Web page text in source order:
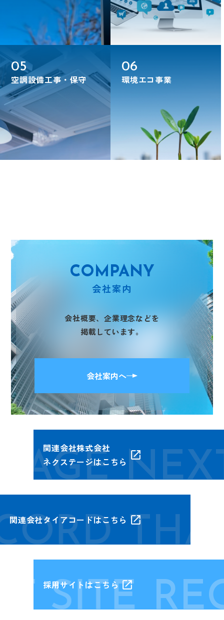
05
空調設備工事・保守
06
環境エコ事業
COMPANY
会社案内
会社概要、企業理念などを
掲載しています。
会社案内へ
関連会社株式会社
ネクステージはこちら
関連会社タイアコードはこちらTHAI
採用サイトはこちら
SITE